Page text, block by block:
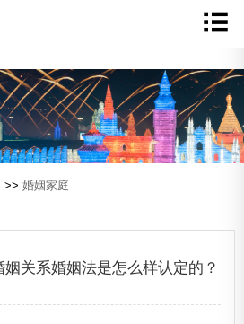
>> 婚姻家庭
关系婚姻法是怎么样认定的？